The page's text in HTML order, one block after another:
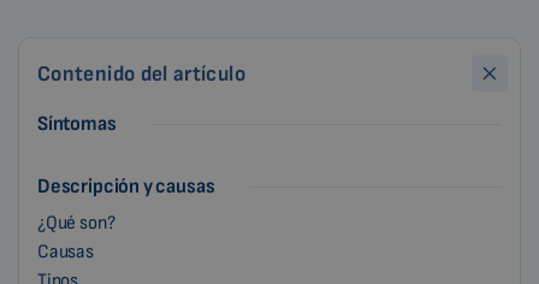
Contenido del artículo
Síntomas
Descripción y causas
¿Qué son?
Causas